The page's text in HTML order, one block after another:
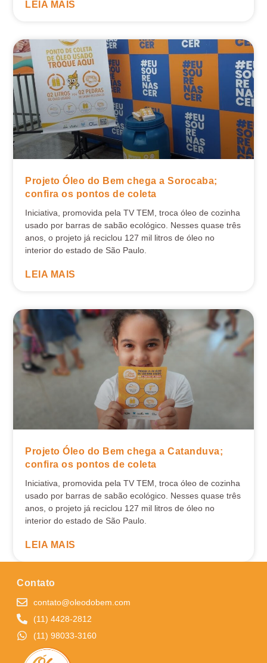
LEIA MAIS
Projeto Óleo do Bem chega a Sorocaba;
confira os pontos de coleta
Iniciativa, promovida pela TV TEM, troca óleo de cozinha
usado por barras de sabão ecológico. Nesses quase três
anos, o projeto já reciclou 127 mil litros de óleo no
interior do estado de São Paulo.
LEIA MAIS
Projeto Óleo do Bem chega a Catanduva;
confira os pontos de coleta
Iniciativa, promovida pela TV TEM, troca óleo de cozinha
usado por barras de sabão ecológico. Nesses quase três
anos, o projeto já reciclou 127 mil litros de óleo no
interior do estado de São Paulo.
LEIA MAIS
Contato
contato@oleodobem.com
(11) 4428-2812
(11) 98033-3160